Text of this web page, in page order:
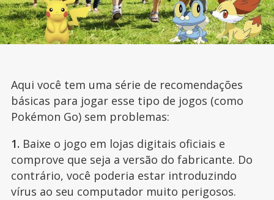
Aqui você tem uma série de recomendações
básicas para jogar esse tipo de jogos (como
Pokémon Go) sem problemas:
1. Baixe o jogo em lojas digitais oficiais e
comprove que seja a versão do fabricante. Do
contrário, você poderia estar introduzindo
vírus ao seu computador muito perigosos.